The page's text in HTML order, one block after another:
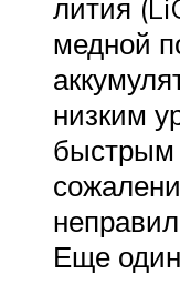
лития
медной
низким
быстрым
Еще